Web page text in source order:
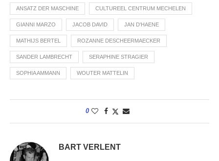
ANSATZ DER MASCHINE CULTUREEL CENTRUM MECHELEN
GIANNI MARZO JACOB DAVID JAN D'HAENE
MATHIJS BERTEL ROZANNE DESCHEERMAECKER
SANDER LAMBRECHT SERAPHINE STRAGIER
SOPHIA AMMANN WOUTER MATTELIN
0
BART VERLENT